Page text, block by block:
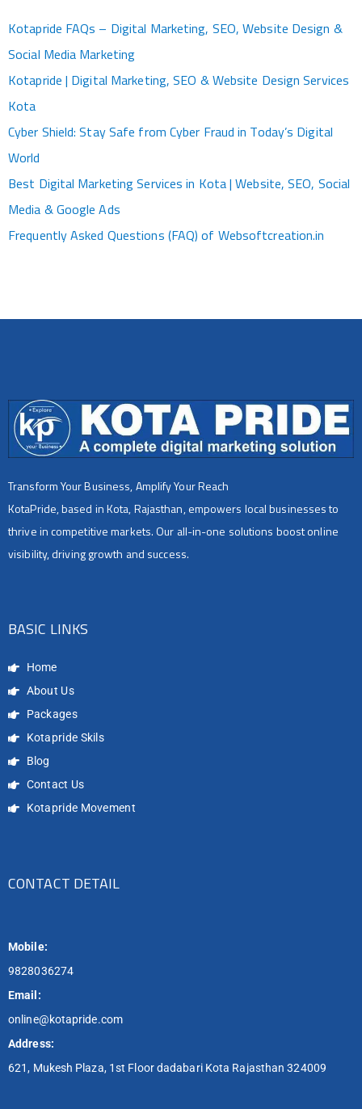
Kotapride FAQs – Digital Marketing, SEO, Website Design &
Social Media Marketing
Kotapride | Digital Marketing, SEO & Website Design Services
Kota
Cyber Shield: Stay Safe from Cyber Fraud in Today’s Digital
World
Best Digital Marketing Services in Kota | Website, SEO, Social
Media & Google Ads
Frequently Asked Questions (FAQ) of Websoftcreation.in
Transform Your Business, Amplify Your Reach
KotaPride, based in Kota, Rajasthan, empowers local businesses to
thrive in competitive markets. Our all-in-one solutions boost online
visibility, driving growth and success.
BASIC LINKS
Home
About Us
Packages
Kotapride Skils
Blog
Contact Us
Kotapride Movement
CONTACT DETAIL
Mobile:
9828036274
Email:
online@kotapride.com
Address:
621, Mukesh Plaza, 1st Floor dadabari Kota Rajasthan 324009